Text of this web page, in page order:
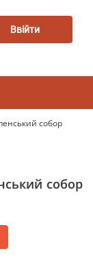
Ввійти
собор
собор